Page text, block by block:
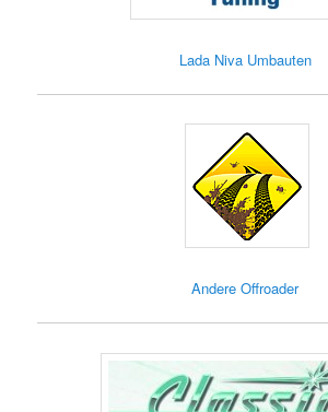
Lada Niva Umbauten
Andere Offroader